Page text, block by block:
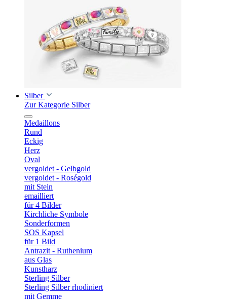
Silber
Zur Kategorie Silber
Medaillons
Rund
Eckig
Herz
Oval
vergoldet - Gelbgold
vergoldet - Roségold
mit Stein
emailliert
für 4 Bilder
Kirchliche Symbole
Sonderformen
SOS Kapsel
für 1 Bild
Antrazit - Ruthenium
aus Glas
Kunstharz
Sterling Silber
Sterling Silber rhodiniert
mit Gemme